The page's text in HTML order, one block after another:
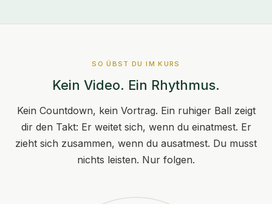
SO ÜBST DU IM KURS
Kein Video. Ein Rhythmus.
Kein Countdown, kein Vortrag. Ein ruhiger Ball zeigt
dir den Takt: Er weitet sich, wenn du einatmest. Er
zieht sich zusammen, wenn du ausatmest. Du musst
nichts leisten. Nur folgen.